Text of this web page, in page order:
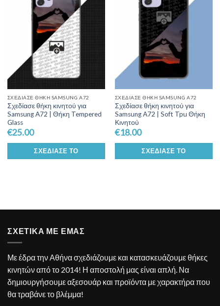
Wishlist
ΣΧΕΔΊΑΣΕ ΘΉΚΗ SAMSUNG A72
Σχεδίασε θήκη κινητού για
Samsung A72 | Θήκη Tempered
Glass
€25.00
ΣΧΕΔΊΑΣΕ ΤΟ
Wishlist
ΣΧΕΔΊΑΣΕ ΘΉΚΗ SAMSUNG A72
Σχεδίασε θήκη κινητού για
Samsung A72 | Soft Tpu Θήκη
Κινητού
€18.00
ΣΧΕΔΊΑΣΕ ΤΟ
ΣΧΕΤΙΚΑ ΜΕ ΕΜΑΣ
Με έδρα την Αθήνα σχεδιάζουμε και κατασκευάζουμε θήκες
κινητών από το 2014! Η αποστολή μας είναι απλή. Να
δημιουργήσουμε αξεσουάρ και προϊόντα με χαρακτήρα που
θα τραβάνε το βλέμμα!